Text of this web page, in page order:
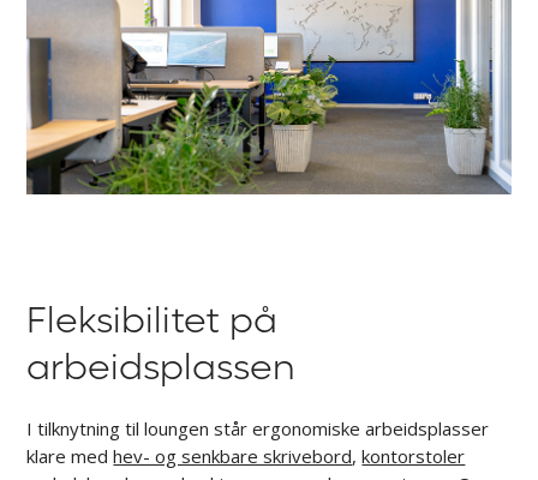
Fleksibilitet på
arbeidsplassen
I tilknytning til loungen står ergonomiske arbeidsplasser
klare medhev- og senkbare skrivebord,kontorstoler